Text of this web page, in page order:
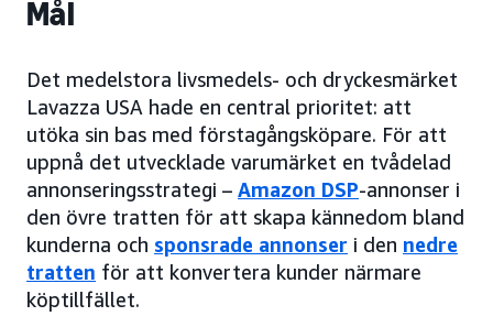
Mål
Det medelstora livsmedels- och dryckesmärket
Lavazza USA hade en central prioritet: att
utöka sin bas med förstagångsköpare. För att
uppnå det utvecklade varumärket en tvådelad
annonseringsstrategi – Amazon DSP-annonser i
den övre tratten för att skapa kännedom bland
kunderna och sponsrade annonser i den nedre
tratten för att konvertera kunder närmare
köptillfället.